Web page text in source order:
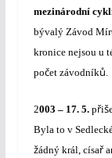
mezinárodní
bývalý Závod
kronice nejsou u
počet závodníků.
2003 – 17. 5. přiš
Byla to v
žádný král, císař